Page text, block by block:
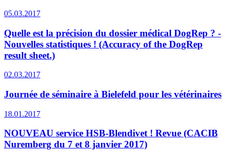
05.03.2017
Quelle est la précision du dossier médical DogRep ? -
Nouvelles statistiques ! (Accuracy of the DogRep
result sheet.)
02.03.2017
Journée de séminaire à Bielefeld pour les vétérinaires
18.01.2017
NOUVEAU service HSB-Blendivet ! Revue (CACIB
Nuremberg du 7 et 8 janvier 2017)